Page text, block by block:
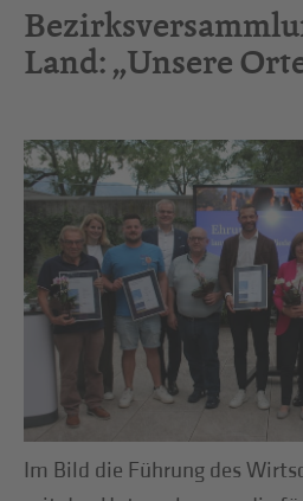
Land: „Unsere
Im Bild die Führung des